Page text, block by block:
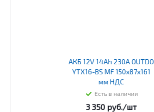
АКБ 12V 14Ah 230А OUTDO
YTX16-BS MF 150х87х161
мм НДС
Есть в наличии
3 350руб./шт